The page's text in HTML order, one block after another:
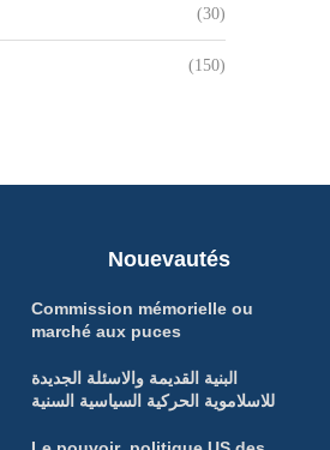
(30)
(150)
Nouevautés
Commission mémorielle ou
marché aux puces
البنية القديمة والاسئلة الجديدة
للاسلاموية الحركية السياسية السنية